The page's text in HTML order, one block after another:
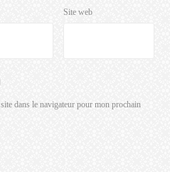
Site web
dans le navigateur pour mon prochain